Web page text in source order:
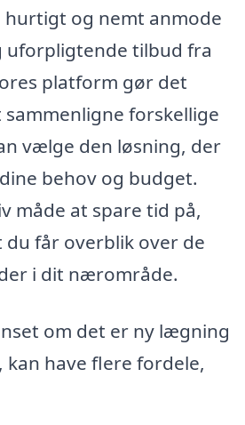
hurtigt og nemt anmode
uforpligtende tilbud fra
platform gør det
forskellige
vælge den løsning, der
behov og budget.
måde at spare tid på,
du får overblik over de
i dit nærområde.
om det er ny lægning
have flere fordele,